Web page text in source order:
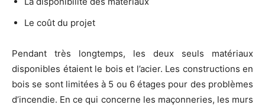
Le coût du projet
Pendant très longtemps, les deux seuls matériaux
disponibles étaient le bois et l’acier. Les constructions en
bois se sont limitées à 5 ou 6 étages pour des problèmes
d’incendie. En ce qui concerne les maçonneries, les murs